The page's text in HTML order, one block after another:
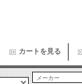
カートを見る